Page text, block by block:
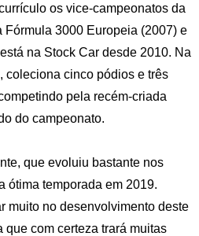
os vice-campeonatos da
Fórmula 3000 Europeia (2007) e
na Stock Car desde 2010. Na
coleciona cinco pódios e três
pela recém-criada
do campeonato.
que evoluiu bastante nos
ótima temporada em 2019.
muito no desenvolvimento deste
que com certeza trará muitas